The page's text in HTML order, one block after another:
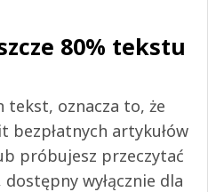
80% tekstu
tekst, oznacza to, że
bezpłatnych artykułów
próbujesz przeczytać
wyłącznie dla